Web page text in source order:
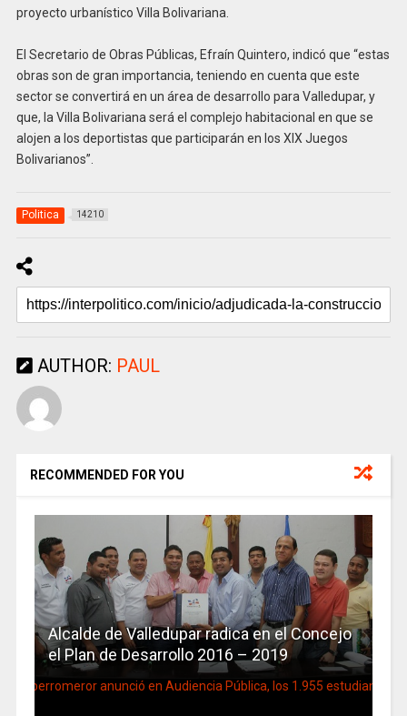
proyecto urbanístico Villa Bolivariana.
El Secretario de Obras Públicas, Efraín Quintero, indicó que “estas
obras son de gran importancia, teniendo en cuenta que este
sector se convertirá en un área de desarrollo para Valledupar, y
que, la Villa Bolivariana será el complejo habitacional en que se
alojen a los deportistas que participarán en los XIX Juegos
Bolivarianos”.
Politica 14210
AUTHOR: PAUL
RECOMMENDED FOR YOU
Alcalde de Valledupar radica en el Concejo
el Plan de Desarrollo 2016 – 2019